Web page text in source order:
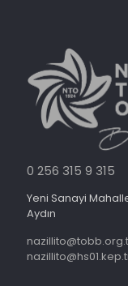
0 256 315 9 315
Yeni Sanayi
Aydın